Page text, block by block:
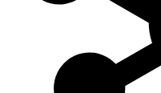
Families en Personen
Welzijn en Sociale zorg